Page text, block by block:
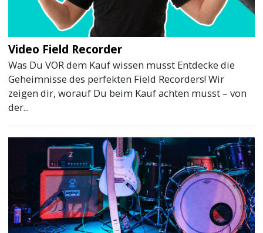
Video Field Recorder
Was Du VOR dem Kauf wissen musst Entdecke die
Geheimnisse des perfekten Field Recorders! Wir
zeigen dir, worauf Du beim Kauf achten musst – von
der...